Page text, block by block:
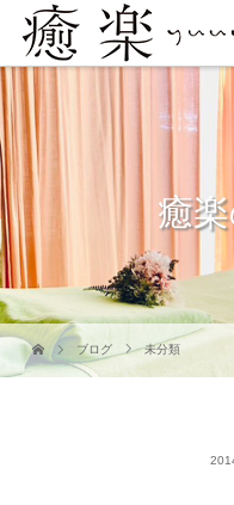
癒
ブログ 未分類